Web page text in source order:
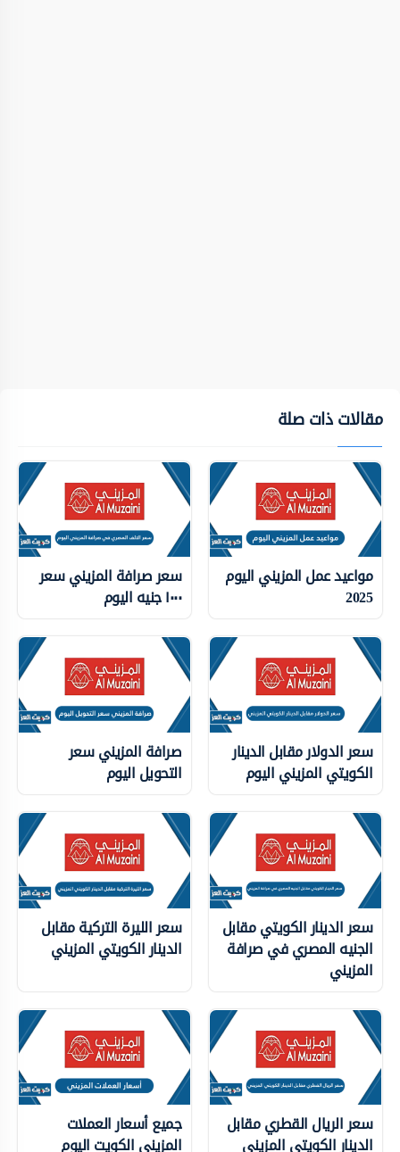
مقالات ذات صلة
مواعيد عمل المزيني اليوم
2025
سعر صرافة المزيني سعر
١٠٠٠ جنيه اليوم
سعر الدولار مقابل الدينار
الكويتي المزيني اليوم
صرافة المزيني سعر
التحويل اليوم
سعر الدينار الكويتي مقابل
الجنيه المصري في صرافة
المزيني
سعر الليرة التركية مقابل
الدينار الكويتي المزيني
سعر الريال القطري مقابل
الدينار الكويتي المزيني
جميع أسعار العملات
المزيني الكويت اليوم